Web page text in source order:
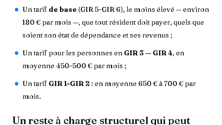
Un tarif de base (GIR 5-GIR 6), le moins élevé — environ
180 € par mois —, que tout résident doit payer, quels que
soient son état de dépendance et ses revenus ;
Un tarif pour les personnes en GIR 3 — GIR 4, en
moyenne 450-500 € par mois ;
Un tarif GIR 1-GIR 2 : en moyenne 650 € à 700 € par
mois.
Un reste à charge structurel qui peut